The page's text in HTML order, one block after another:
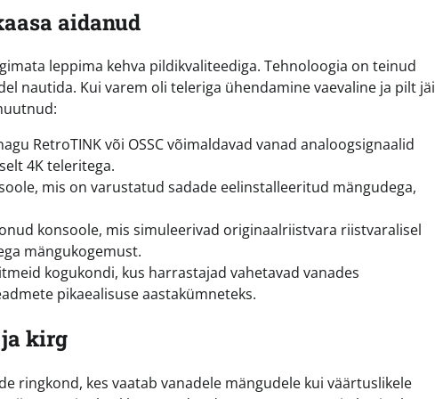
aidanud
leppima kehva pildikvaliteediga. Tehnoloogia on teinud
nautida. Kui varem oli teleriga ühendamine vaevaline ja pilt jäi
RetroTINK või OSSC võimaldavad vanad analoogsignaalid
4K teleritega.
mis on varustatud sadade eelinstalleeritud mängudega,
konsoole, mis simuleerivad originaalriistvara riistvaralisel
mängukogemust.
kogukondi, kus harrastajad vahetavad vanades
pikaealisuse aastakümneteks.
kirg
ringkond, kes vaatab vanadele mängudele kui väärtuslikele